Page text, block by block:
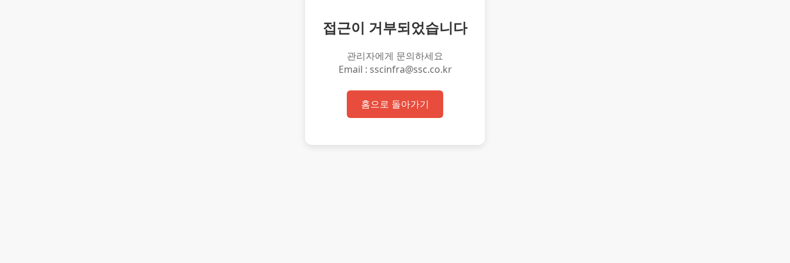
접근이 거부되었습니다
관리자에게 문의하세요
Email : sscinfra@ssc.co.kr
홈으로 돌아가기